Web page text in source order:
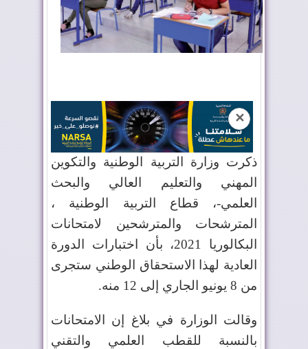
✕
ذكرت وزارة التربية الوطنية والتكوين
المهني والتعليم العالي والبحث
العلمي-، قطاع التربية الوطنية ،
المترشحات والمترشحين لامتحانات
البكالوريا 2021، بأن اختبارات الدورة
العادية لهذا الاستحقاق الوطني ستجرى
من 8 يونيو الجاري إلى 12 منه
.
وقالت الوزارة في بلاغ إن الامتحانات
بالنسبة للقطب العلمي والتقني